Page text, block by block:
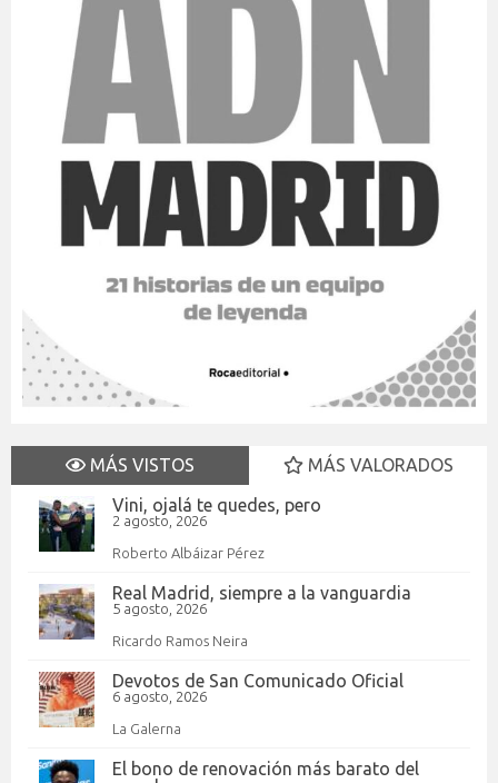
MÁS VISTOS
MÁS VALORADOS
Vini, ojalá te quedes, pero
2 agosto, 2026
Roberto Albáizar Pérez
Real Madrid, siempre a la vanguardia
5 agosto, 2026
Ricardo Ramos Neira
Devotos de San Comunicado Oficial
6 agosto, 2026
La Galerna
El bono de renovación más barato del